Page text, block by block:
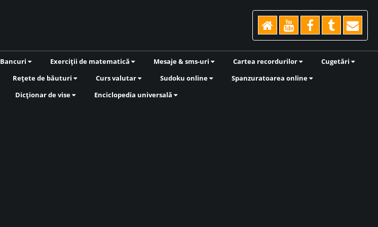
Bancuri Exerciții de matematică Mesaje & sms-uri Cartea recordurilor
Cugetări
Rețete de băuturi Curs valutar Sudoku online
Spanzuratoarea online
Dicționar de vise Enciclopedia universală